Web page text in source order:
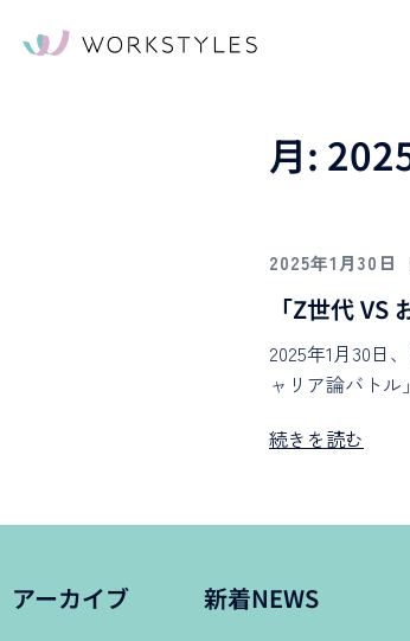
月:
2025年1月30日
「Z世代
2025年1月30日
ャリア論バト
続きを読む
アーカイブ 新着NEWS